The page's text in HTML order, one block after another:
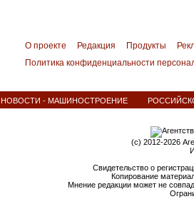
О проекте Редакция Продукты
Политика конфиденциальности
НОВОСТИ - МАШИНОСТРОЕНИЕ
(c) 2012-2026
Свидетельство о
Копирование
Мнение редакции может не